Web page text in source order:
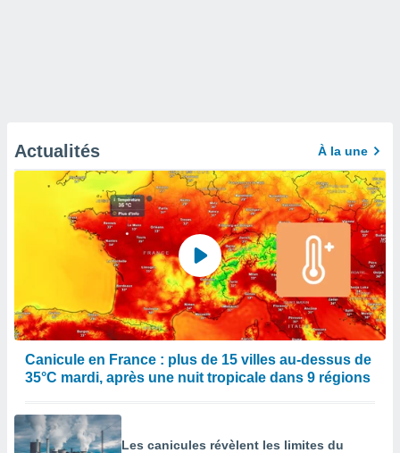
Actualités À la une
Canicule en France : plus de 15 villes au-dessus de
35°C mardi, après une nuit tropicale dans 9 régions
Les canicules révèlent les limites du